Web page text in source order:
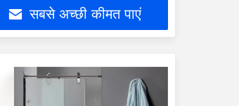
सबसे अच्छी कीमत पाएं